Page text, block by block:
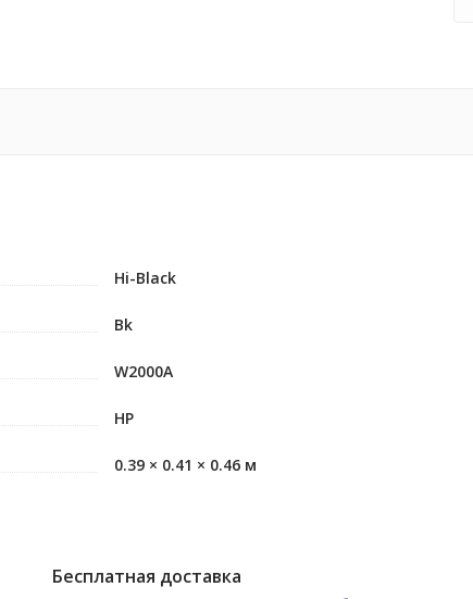
Hi-Black
Bk
W2000A
HP
0.39 × 0.41 × 0.46 м
Бесплатная доставка